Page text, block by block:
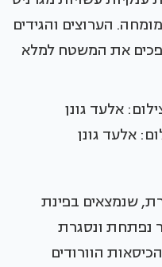
הערוצים והגידים
את המשטח למלא
אלעד גונן
שנמצאים בפינת
נפתחת ונסגרת
הוורודים